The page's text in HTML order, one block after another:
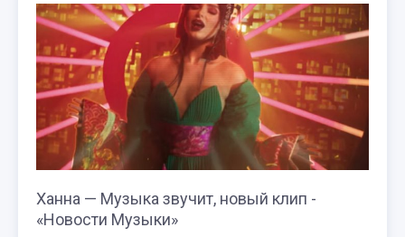
Ханна — Музыка звучит, новый клип -
«Новости Музыки»